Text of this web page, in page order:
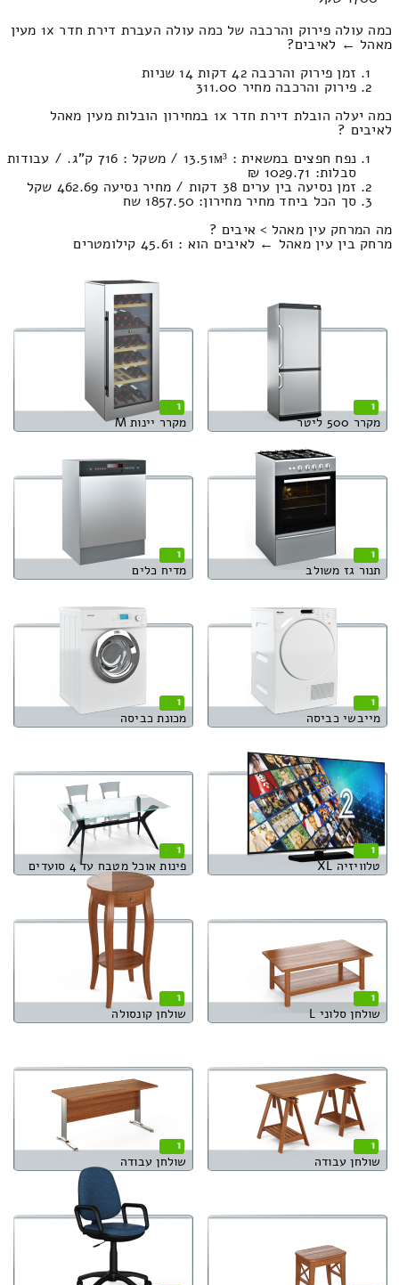
כמה עולה פירוק והרכבה של כמה עולה העברת דירת חדר 1x מעין
מאהל ← לאיבים?
זמן פירוק והרכבה 42 דקות 14 שניות
פירוק והרכבה מחיר 311.00
כמה יעלה הובלת דירת חדר 1x במחירון הובלות מעין מאהל
לאיבים ?
נפח חפצים במשאית : 13.51м³ / משקל : 716 ק”ג. / עבודות
סבלות: 1029.71 ₪
זמן נסיעה בין ערים 38 דקות / מחיר נסיעה 462.69 שקל
סך הכל ביחד מחיר מחירון: 1857.50 שח
מה המרחק עין מאהל > איבים ?
מרחק בין עין מאהל ← לאיבים הוא : 45.61 קילומטרים
1
מקרר 500 ליטר
1
מקרר יינות M
1
תנור גז משולב
1
מדיח כלים
1
מייבשי כביסה
1
מכונת כביסה
1
טלוויזיה XL
1
פינות אוכל מטבח עד 4 סועדים
1
שולחן סלוני L
1
שולחן קונסולה
1
שולחן עבודה
1
שולחן עבודה